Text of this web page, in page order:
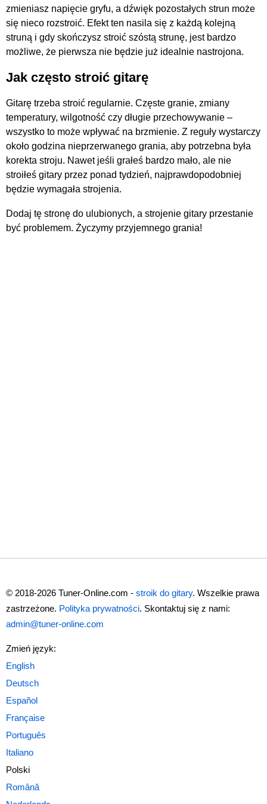
zmieniasz napięcie gryfu, a dźwięk pozostałych strun może
się nieco rozstroić. Efekt ten nasila się z każdą kolejną
struną i gdy skończysz stroić szóstą strunę, jest bardzo
możliwe, że pierwsza nie będzie już idealnie nastrojona.
Jak często stroić gitarę
Gitarę trzeba stroić regularnie. Częste granie, zmiany
temperatury, wilgotność czy długie przechowywanie –
wszystko to może wpływać na brzmienie. Z reguły wystarczy
około godzina nieprzerwanego grania, aby potrzebna była
korekta stroju. Nawet jeśli grałeś bardzo mało, ale nie
stroiłeś gitary przez ponad tydzień, najprawdopodobniej
będzie wymagała strojenia.
Dodaj tę stronę do ulubionych, a strojenie gitary przestanie
być problemem. Życzymy przyjemnego grania!
© 2018-2026 Tuner-Online.com - stroik do gitary. Wszelkie prawa
zastrzeżone. Polityka prywatności. Skontaktuj się z nami:
admin@tuner-online.com
Zmień język:
Polski